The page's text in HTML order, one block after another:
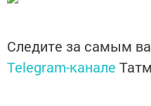
Следите за самым
Telegram-канале